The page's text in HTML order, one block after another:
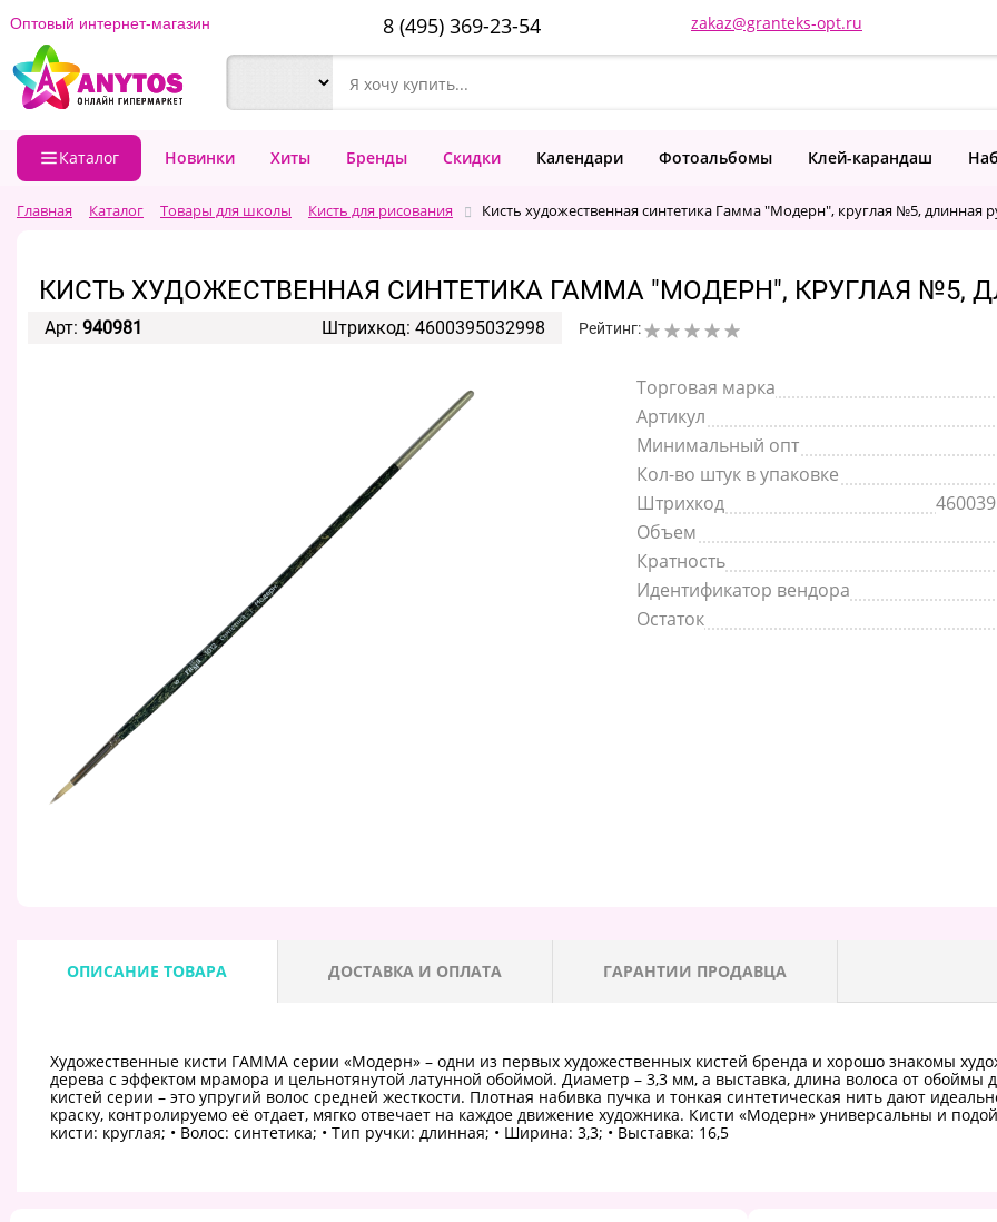
Оптовый интернет-магазин 8 (495) 369-23-54 zakaz@granteks-opt.ru
Каталог Новинки Хиты Бренды Скидки Календари Фотоальбомы Клей-карандаш
Главная Каталог Товары для школы Кисть для рисования Кисть художественная синтетика Гамма "Модерн", круглая №5, длинная
КИСТЬ ХУДОЖЕСТВЕННАЯ СИНТЕТИКА ГАММА "МОДЕРН", КРУГЛАЯ №5,
Арт: 940981 Штрихкод: 4600395032998 Рейтинг:
Торговая марка
Артикул
Минимальный опт
Кол-во штук в упаковке
Штрихкод
Объем
Кратность
Идентификатор вендора
Остаток
ОПИСАНИЕ ТОВАРА ДОСТАВКА И ОПЛАТА ГАРАНТИИ ПРОДАВЦА
Художественные кисти ГАММА серии «Модерн» – одни из первых художественных кистей бренда и хорошо знакомы
дерева с эффектом мрамора и цельнотянутой латунной обоймой. Диаметр – 3,3 мм, а выставка, длина волоса от обоймы
кистей серии – это упругий волос средней жесткости. Плотная набивка пучка и тонкая синтетическая нить дают
краску, контролируемо её отдает, мягко отвечает на каждое движение художника. Кисти «Модерн» универсальны и
кисти: круглая; • Волос: синтетика; • Тип ручки: длинная; • Ширина: 3,3; • Выставка: 16,5